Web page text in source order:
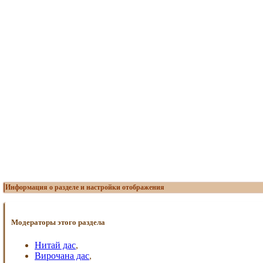
Информация о разделе и настройки отображения
Модераторы этого раздела
Нитай дас,
Вирочана дас,